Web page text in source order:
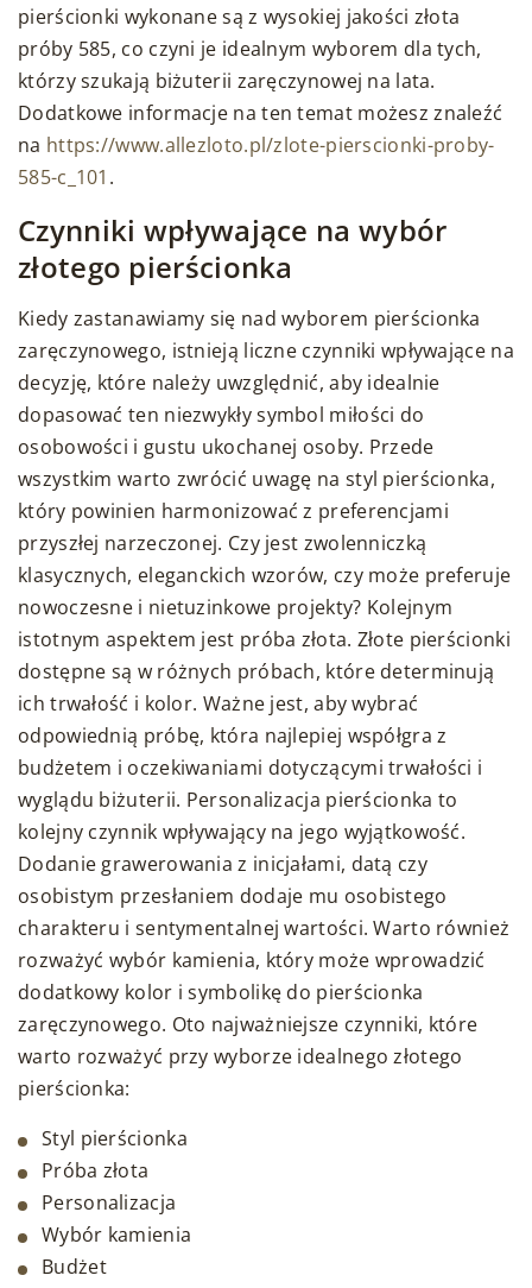
pierścionki wykonane są z wysokiej jakości złota
próby 585, co czyni je idealnym wyborem dla tych,
którzy szukają biżuterii zaręczynowej na lata.
Dodatkowe informacje na ten temat możesz znaleźć
na https://www.allezloto.pl/zlote-pierscionki-proby-
585-c_101 .
Czynniki wpływające na wybór
złotego pierścionka
Kiedy zastanawiamy się nad wyborem pierścionka
zaręczynowego, istnieją liczne czynniki wpływające na
decyzję, które należy uwzględnić, aby idealnie
dopasować ten niezwykły symbol miłości do
osobowości i gustu ukochanej osoby. Przede
wszystkim warto zwrócić uwagę na styl pierścionka,
który powinien harmonizować z preferencjami
przyszłej narzeczonej. Czy jest zwolenniczką
klasycznych, eleganckich wzorów, czy może preferuje
nowoczesne i nietuzinkowe projekty? Kolejnym
istotnym aspektem jest próba złota. Złote pierścionki
dostępne są w różnych próbach, które determinują
ich trwałość i kolor. Ważne jest, aby wybrać
odpowiednią próbę, która najlepiej współgra z
budżetem i oczekiwaniami dotyczącymi trwałości i
wyglądu biżuterii. Personalizacja pierścionka to
kolejny czynnik wpływający na jego wyjątkowość.
Dodanie grawerowania z inicjałami, datą czy
osobistym przesłaniem dodaje mu osobistego
charakteru i sentymentalnej wartości. Warto również
rozważyć wybór kamienia, który może wprowadzić
dodatkowy kolor i symbolikę do pierścionka
zaręczynowego. Oto najważniejsze czynniki, które
warto rozważyć przy wyborze idealnego złotego
pierścionka:
Styl pierścionka
Próba złota
Personalizacja
Wybór kamienia
Budżet